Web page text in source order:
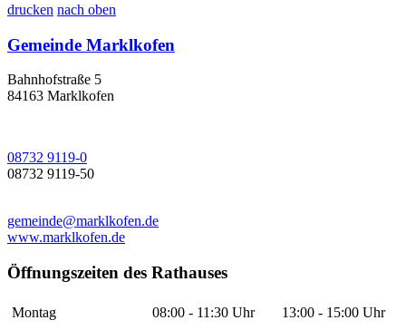
drucken nach oben
Gemeinde Marklkofen
Bahnhofstraße 5
84163 Marklkofen
08732 9119-0
08732 9119-50
gemeinde@marklkofen.de
www.marklkofen.de
Öffnungszeiten des Rathauses
Montag 08:00 - 11:30 Uhr
13:00 - 15:00 Uhr